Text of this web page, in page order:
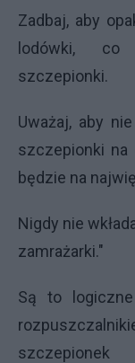
Zadbaj, aby
lodówki, co
szczepionki.
Uważaj, aby
szczepionki na
będzie na
Nigdy nie
zamrażarki."
Są to